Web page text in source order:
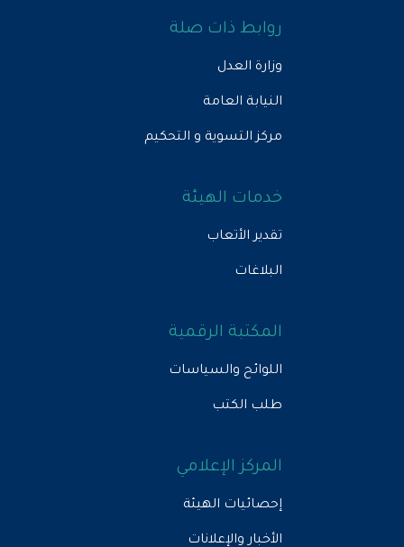
روابط ذات صلة
وزارة العدل
النيابة العامة
مركز التسوية و التحكيم
خدمات الهيئة
تقدير الأتعاب
البلاغات
المكتبة الرقمية
اللوائح والسياسات
طلب الكتب
المركز الإعلامي
إحصائيات الهيئة
الأخبار والإعلانات